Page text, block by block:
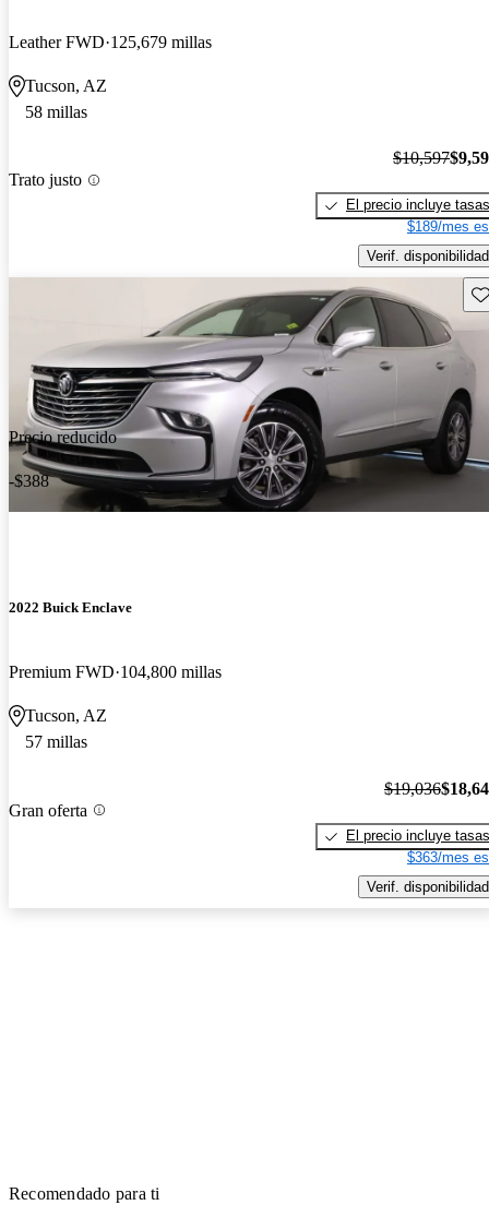
Leather FWD 125,679 millas
Tucson, AZ
58 millas
Trato justo
$10,597
El precio incluye tasas
$189/mes
Verif. disponibilidad
Precio reducido
-$388
2022 Buick Enclave
Premium FWD 104,800 millas
Tucson, AZ
57 millas
Gran oferta
$19,036
El precio incluye tasas
$363/mes
Verif. disponibilidad
Recomendado para ti